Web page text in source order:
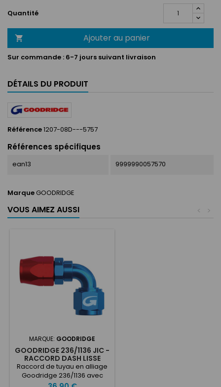
Quantité
 Ajouter au panier
Sur commande : 6-7 jours suivant livraison
DÉTAILS DU PRODUIT
Référence1207-08D---5757
Références spécifiques
ean13 9999990057570
MarqueGOODRIDGE
VOUS AIMEZ AUSSI >
<
MARQUE: GOODRIDGE
GOODRIDGE 236/1136 JIC -
RACCORD DASH LISSE
EN ALUMINIUM
Raccord de tuyau en alliage
Goodridge 236/1136 avec
filetage femelle JIC.Filetage